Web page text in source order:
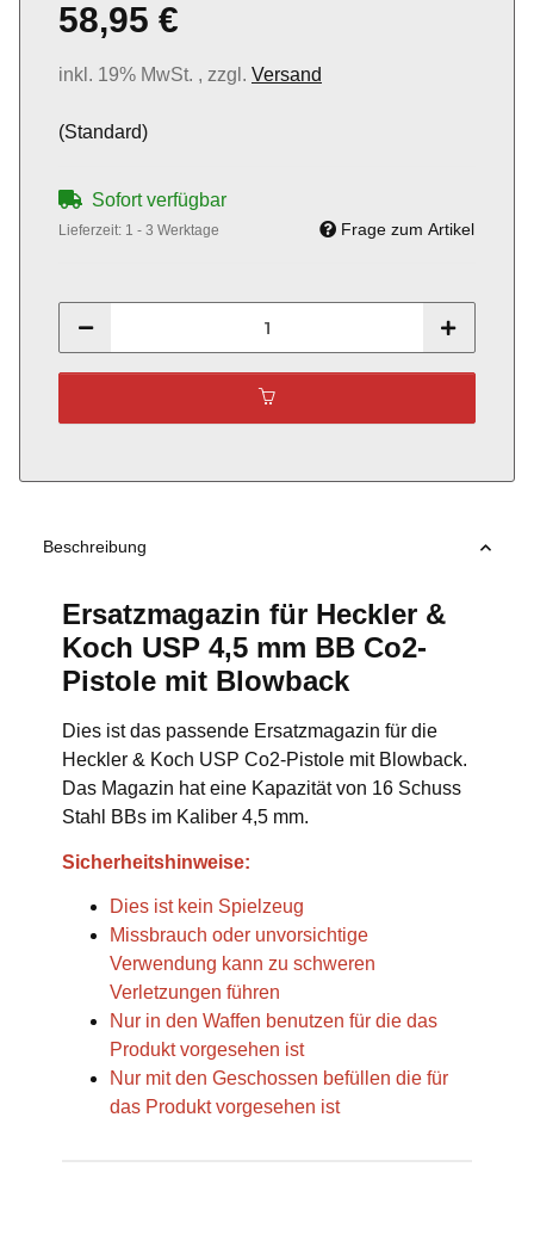
58,95 €
inkl. 19% MwSt. , zzgl. Versand
(Standard)
Sofort verfügbar
Lieferzeit: 1 - 3 Werktage Frage zum Artikel
Beschreibung
Ersatzmagazin für Heckler &
Koch USP 4,5 mm BB Co2-
Pistole mit Blowback
Dies ist das passende Ersatzmagazin für die
Heckler & Koch USP Co2-Pistole mit Blowback.
Das Magazin hat eine Kapazität von 16 Schuss
Stahl BBs im Kaliber 4,5 mm.
Sicherheitshinweise:
Dies ist kein Spielzeug
Missbrauch oder unvorsichtige
Verwendung kann zu schweren
Verletzungen führen
Nur in den Waffen benutzen für die das
Produkt vorgesehen ist
Nur mit den Geschossen befüllen die für
das Produkt vorgesehen ist